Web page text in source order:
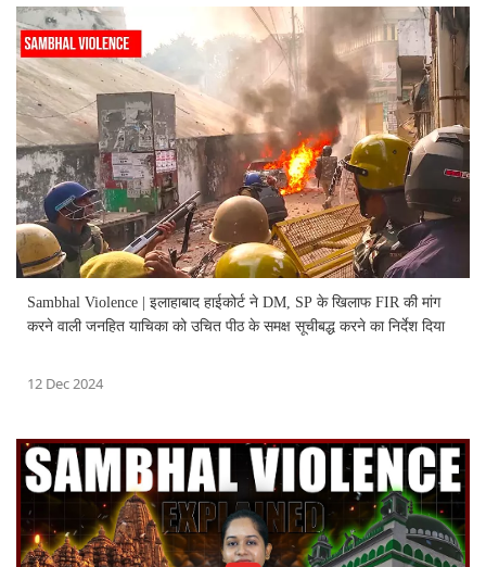
Sambhal Violence | इलाहाबाद हाईकोर्ट ने DM, SP के खिलाफ FIR की मांग
करने वाली जनहित याचिका को उचित पीठ के समक्ष सूचीबद्ध करने का निर्देश दिया
12 Dec 2024